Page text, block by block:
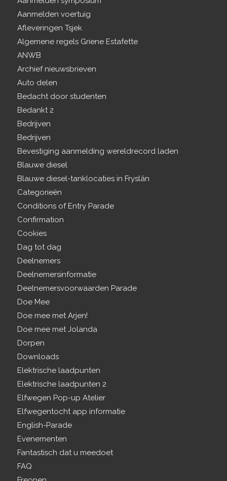
Aanmelden voertuig
Afleveringen Tsjek
Algemene regels Griene Estafette
ANWB
Archief nieuwsbrieven
Auto delen
Bedacht door studenten
Bedankt 2
Bedrijven
Bedrijven
Bevestiging aanmelding wereldrecord laden
Blauwe diesel
Blauwe diesel-tanklocaties in Fryslân
Categorieën
Conditions of Entry Parade
Confirmation
Cookies
Dag tot dag
Deelnemers
Deelnemersinformatie
Deelnemersvoorwaarden Parade
Doe Mee
Doe mee met Arjen!
Doe mee met Jolanda
Dorpen
Downloads
Elektrische laadpunten
Elektrische laadpunten 2
Elfwegen Pop-up Atelier
Elfwegentocht app informatie
English-Parade
Evenementen
Fantastisch dat u meedoet
FAQ